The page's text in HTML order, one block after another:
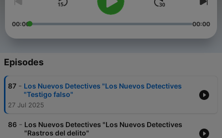
00:00 00:00
Episodes
87 - Los Nuevos Detectives "Los Nuevos Detectives
"Testigo falso"
27 Jul 2025
86 - Los Nuevos Detectives "Los Nuevos Detectives
"Rastros del delito"